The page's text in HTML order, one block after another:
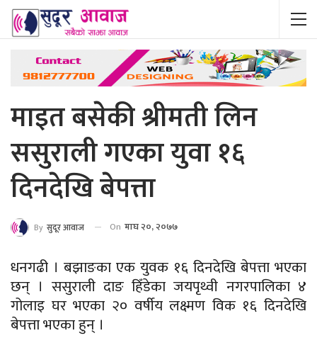
माइत बसेकी श्रीमती लिन
ससुराली गएका युवा १६
दिनदेखि बेपत्ता
By सुदूर आवाज On माघ २०, २०७७
धनगढी । बझाङका एक युवक १६ दिनदेखि बेपत्ता भएका
छन् । ससुराली दाङ हिँडेका जयपृथ्वी नगरपालिका ४
गोलाइ घर भएका २० वर्षीय लक्ष्मण विक १६ दिनदेखि
बेपत्ता भएका हुन् ।